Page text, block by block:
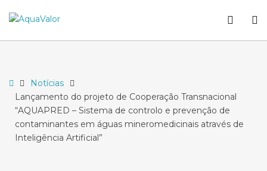
Lançamento
Transnacional
“AQUAPRED
Sistema
HomeNotícias
Lançamento do projeto de Cooperação Transnacional
“AQUAPRED – Sistema de controlo e prevenção de
contaminantes em águas mineromedicinais através de
Inteligência Artificial”